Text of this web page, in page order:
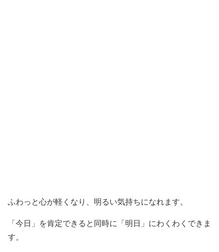
ふわっと心が軽くなり、明るい気持ちになれます。
「今日」を肯定できると同時に「明日」にわくわくできま
す。